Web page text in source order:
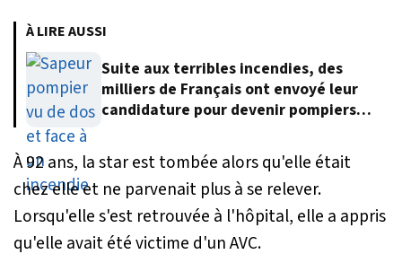
À LIRE AUSSI
Suite aux terribles incendies, des
milliers de Français ont envoyé leur
candidature pour devenir pompiers
À 92 ans, la star est tombée alors qu'elle était
chez elle et ne parvenait plus à se relever.
Lorsqu'elle s'est retrouvée à l'hôpital, elle a appris
qu'elle avait été victime d'un AVC.